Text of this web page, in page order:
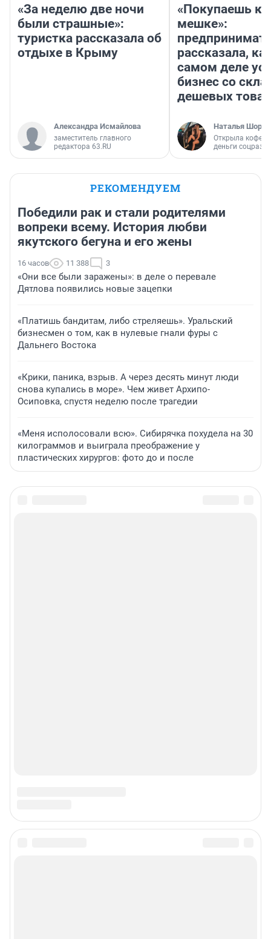
«За неделю две ночи
были страшные»:
туристка рассказала об
отдыхе в Крыму
Александра Исмайлова
заместитель главного
редактора 63.RU
«Покупаешь
мешке»:
рассказала,
самом деле
бизнес со
дешевых
Наталья
Открыла
деньги
РЕКОМЕНДУЕМ
Победили рак и стали родителями
вопреки всему. История любви
якутского бегуна и его жены
16 часов 11 388 3
«Они все были заражены»: в деле о перевале
Дятлова появились новые зацепки
«Платишь бандитам, либо стреляешь». Уральский
бизнесмен о том, как в нулевые гнали фуры с
Дальнего Востока
«Крики, паника, взрыв. А через десять минут люди
снова купались в море». Чем живет Архипо-
Осиповка, спустя неделю после трагедии
«Меня исполосовали всю». Сибирячка похудела на 30
килограммов и выиграла преображение у
пластических хирургов: фото до и после